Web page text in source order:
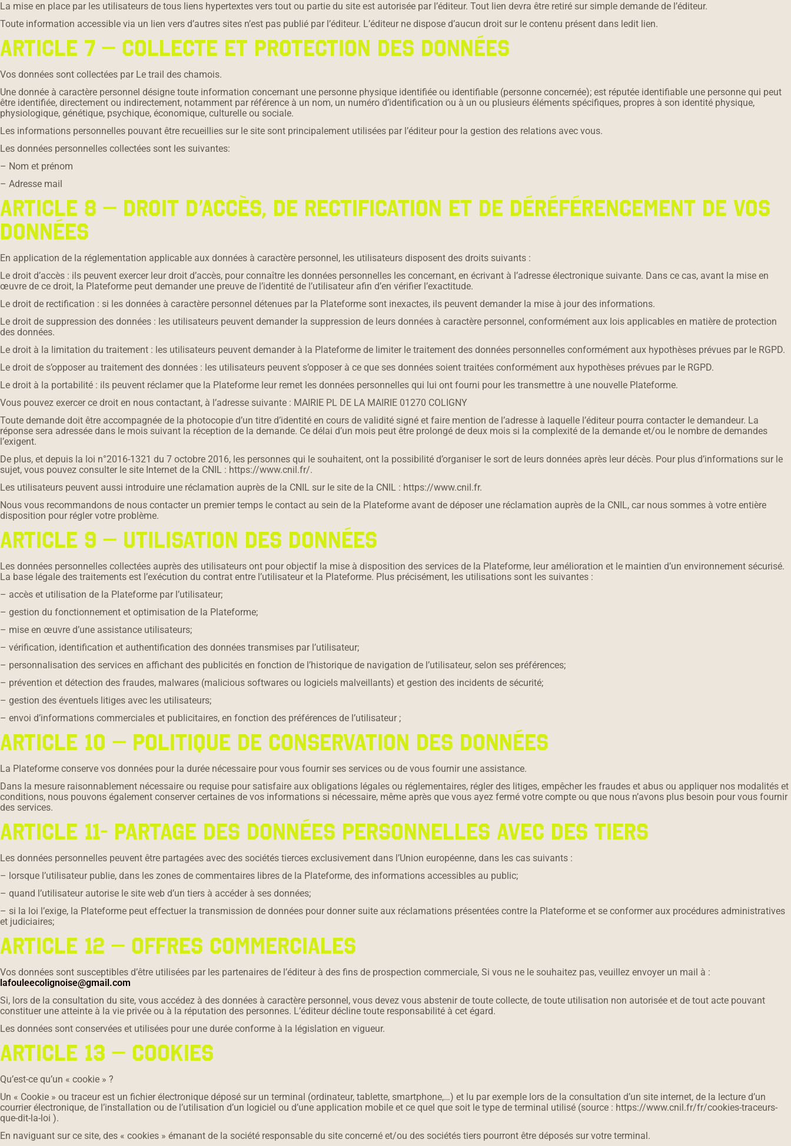
La mise en place par les utilisateurs de tous liens hypertextes vers tout ou partie du site est autorisée par l’éditeur. Tout lien devra être retiré sur simple demande de l’éditeur.
Toute information accessible via un lien vers d’autres sites n’est pas publié par l’éditeur. L’éditeur ne dispose d’aucun droit sur le contenu présent dans ledit lien.
ARTICLE 7 – COLLECTE ET PROTECTION DES DONNÉES
Vos données sont collectées par Le trail des chamois.
Une donnée à caractère personnel désigne toute information concernant une personne physique identifiée ou identifiable (personne concernée); est réputée identifiable une personne qui peut
être identifiée, directement ou indirectement, notamment par référence à un nom, un numéro d’identification ou à un ou plusieurs éléments spécifiques, propres à son identité physique,
physiologique, génétique, psychique, économique, culturelle ou sociale.
Les informations personnelles pouvant être recueillies sur le site sont principalement utilisées par l’éditeur pour la gestion des relations avec vous.
Les données personnelles collectées sont les suivantes:
– Nom et prénom
– Adresse mail
ARTICLE 8 – DROIT D’ACCÈS, DE RECTIFICATION ET DE DÉRÉFÉRENCEMENT DE VOS
DONNÉES
En application de la réglementation applicable aux données à caractère personnel, les utilisateurs disposent des droits suivants :
Le droit d’accès : ils peuvent exercer leur droit d’accès, pour connaître les données personnelles les concernant, en écrivant à l’adresse électronique suivante. Dans ce cas, avant la mise en
œuvre de ce droit, la Plateforme peut demander une preuve de l’identité de l’utilisateur afin d’en vérifier l’exactitude.
Le droit de rectification : si les données à caractère personnel détenues par la Plateforme sont inexactes, ils peuvent demander la mise à jour des informations.
Le droit de suppression des données : les utilisateurs peuvent demander la suppression de leurs données à caractère personnel, conformément aux lois applicables en matière de protection
des données.
Le droit à la limitation du traitement : les utilisateurs peuvent demander à la Plateforme de limiter le traitement des données personnelles conformément aux hypothèses prévues par le RGPD.
Le droit de s’opposer au traitement des données : les utilisateurs peuvent s’opposer à ce que ses données soient traitées conformément aux hypothèses prévues par le RGPD.
Le droit à la portabilité : ils peuvent réclamer que la Plateforme leur remet les données personnelles qui lui ont fourni pour les transmettre à une nouvelle Plateforme.
Vous pouvez exercer ce droit en nous contactant, à l’adresse suivante : MAIRIE PL DE LA MAIRIE 01270 COLIGNY
Toute demande doit être accompagnée de la photocopie d’un titre d’identité en cours de validité signé et faire mention de l’adresse à laquelle l’éditeur pourra contacter le demandeur. La
réponse sera adressée dans le mois suivant la réception de la demande. Ce délai d’un mois peut être prolongé de deux mois si la complexité de la demande et/ou le nombre de demandes
l’exigent.
De plus, et depuis la loi n°2016-1321 du 7 octobre 2016, les personnes qui le souhaitent, ont la possibilité d’organiser le sort de leurs données après leur décès. Pour plus d’informations sur le
sujet, vous pouvez consulter le site Internet de la CNIL : https://www.cnil.fr/.
Les utilisateurs peuvent aussi introduire une réclamation auprès de la CNIL sur le site de la CNIL : https://www.cnil.fr.
Nous vous recommandons de nous contacter un premier temps le contact au sein de la Plateforme avant de déposer une réclamation auprès de la CNIL, car nous sommes à votre entière
disposition pour régler votre problème.
ARTICLE 9 – UTILISATION DES DONNÉES
Les données personnelles collectées auprès des utilisateurs ont pour objectif la mise à disposition des services de la Plateforme, leur amélioration et le maintien d’un environnement sécurisé.
La base légale des traitements est l’exécution du contrat entre l’utilisateur et la Plateforme. Plus précisément, les utilisations sont les suivantes :
– accès et utilisation de la Plateforme par l’utilisateur;
– gestion du fonctionnement et optimisation de la Plateforme;
– mise en œuvre d’une assistance utilisateurs;
– vérification, identification et authentification des données transmises par l’utilisateur;
– personnalisation des services en affichant des publicités en fonction de l’historique de navigation de l’utilisateur, selon ses préférences;
– prévention et détection des fraudes, malwares (malicious softwares ou logiciels malveillants) et gestion des incidents de sécurité;
– gestion des éventuels litiges avec les utilisateurs;
– envoi d’informations commerciales et publicitaires, en fonction des préférences de l’utilisateur ;
ARTICLE 10 – POLITIQUE DE CONSERVATION DES DONNÉES
La Plateforme conserve vos données pour la durée nécessaire pour vous fournir ses services ou de vous fournir une assistance.
Dans la mesure raisonnablement nécessaire ou requise pour satisfaire aux obligations légales ou réglementaires, régler des litiges, empêcher les fraudes et abus ou appliquer nos modalités et
conditions, nous pouvons également conserver certaines de vos informations si nécessaire, même après que vous ayez fermé votre compte ou que nous n’avons plus besoin pour vous fournir
des services.
ARTICLE 11- PARTAGE DES DONNÉES PERSONNELLES AVEC DES TIERS
Les données personnelles peuvent être partagées avec des sociétés tierces exclusivement dans l’Union européenne, dans les cas suivants :
– lorsque l’utilisateur publie, dans les zones de commentaires libres de la Plateforme, des informations accessibles au public;
– quand l’utilisateur autorise le site web d’un tiers à accéder à ses données;
– si la loi l’exige, la Plateforme peut effectuer la transmission de données pour donner suite aux réclamations présentées contre la Plateforme et se conformer aux procédures administratives
et judiciaires;
ARTICLE 12 – OFFRES COMMERCIALES
Vos données sont susceptibles d’être utilisées par les partenaires de l’éditeur à des fins de prospection commerciale, Si vous ne le souhaitez pas, veuillez envoyer un mail à :
lafouleecolignoise@gmail.com
Si, lors de la consultation du site, vous accédez à des données à caractère personnel, vous devez vous abstenir de toute collecte, de toute utilisation non autorisée et de tout acte pouvant
constituer une atteinte à la vie privée ou à la réputation des personnes. L’éditeur décline toute responsabilité à cet égard.
Les données sont conservées et utilisées pour une durée conforme à la législation en vigueur.
ARTICLE 13 – COOKIES
Qu’est-ce qu’un « cookie » ?
Un « Cookie » ou traceur est un fichier électronique déposé sur un terminal (ordinateur, tablette, smartphone,…) et lu par exemple lors de la consultation d’un site internet, de la lecture d’un
courrier électronique, de l’installation ou de l’utilisation d’un logiciel ou d’une application mobile et ce quel que soit le type de terminal utilisé (source : https://www.cnil.fr/fr/cookies-traceurs-
que-dit-la-loi ).
En naviguant sur ce site, des « cookies » émanant de la société responsable du site concerné et/ou des sociétés tiers pourront être déposés sur votre terminal.